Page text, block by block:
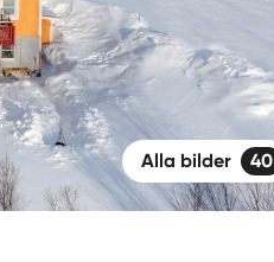
Alla bilder 40